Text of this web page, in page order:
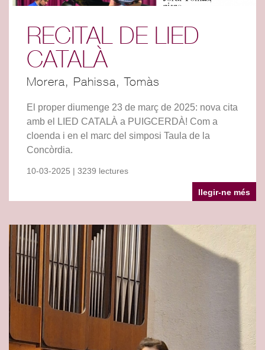
RECITAL DE LIED
CATALÀ
Morera, Pahissa, Tomàs
El proper diumenge 23 de març de 2025: nova cita
amb el LIED CATALÀ a PUIGCERDÀ! Com a
cloenda i en el marc del simposi Taula de la
Concòrdia.
10-03-2025 | 3239 lectures
llegir-ne més